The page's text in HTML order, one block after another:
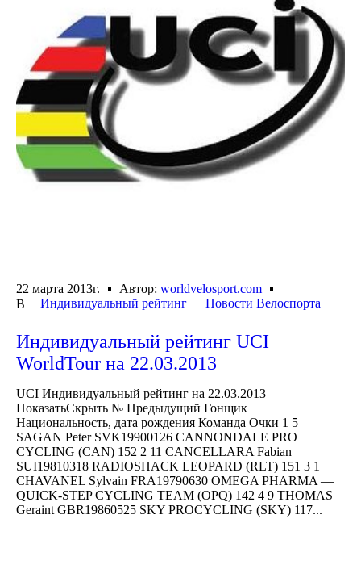
22 марта 2013г. Автор: worldvelosport.com
В
Индивидуальный рейтинг Новости Велоспорта
Индивидуальный рейтинг UCI
WorldTour на 22.03.2013
UCI Индивидуальный рейтинг на 22.03.2013
ПоказатьСкрыть № Предыдущий Гонщик
Национальность, дата рождения Команда Очки 1 5
SAGAN Peter SVK19900126 CANNONDALE PRO
CYCLING (CAN) 152 2 11 CANCELLARA Fabian
SUI19810318 RADIOSHACK LEOPARD (RLT) 151 3 1
CHAVANEL Sylvain FRA19790630 OMEGA PHARMA —
QUICK-STEP CYCLING TEAM (OPQ) 142 4 9 THOMAS
Geraint GBR19860525 SKY PROCYCLING (SKY) 117...